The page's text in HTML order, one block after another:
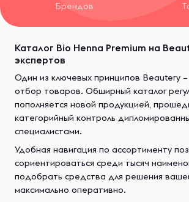
Брендов
Каталог Bio Henna Premium на
экспертов
Один из ключевых принципов Beautery
отбор товаров. Обширный каталог
пополняется новой продукцией,
категорийный контроль
специалистами.
Удобная навигация по ассортименту
сориентироваться среди тысяч
подобрать средства для решения
максимально оперативно.